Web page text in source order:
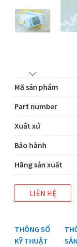
Mã sản phẩm
Part number
Xuất xứ
Bảo hành
Hãng sản xuất
LIÊN HỆ
THÔNG SỐ
KỸ THUẬT